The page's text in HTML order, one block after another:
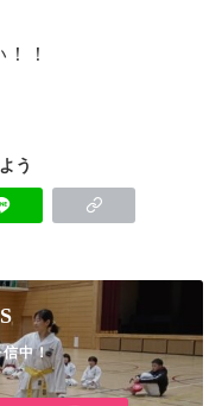
！
う
信中！